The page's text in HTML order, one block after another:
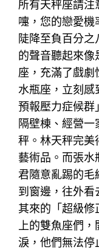
所有天秤座請注
嚏，您的戀愛機
陡降至負百分之
的聲音聽起來
座，充滿了戲劇
水瓶座，立刻感
預報壓力症候群
隔壁棟、經營
秤。林天秤完美
藝術品。而張
君隨意亂踢的毛
到窗邊，往外看
其來的「超級修
上的雙魚座們
淚，他們無法停